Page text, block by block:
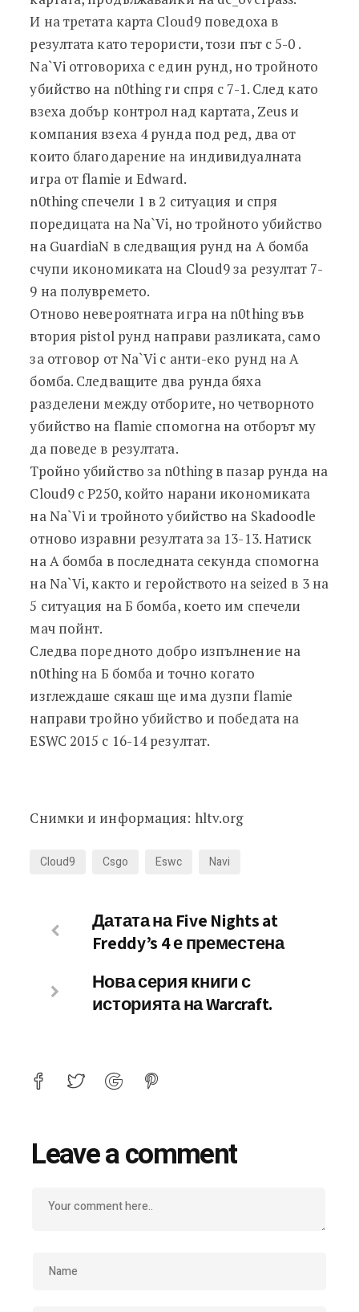
И на третата карта Cloud9 поведоха в
резултата като терористи, този път с 5-0 .
Na`Vi отговориха с един рунд, но тройното
убийство на n0thing ги спря с 7-1. След като
взеха добър контрол над картата, Zeus и
компания взеха 4 рунда под ред, два от
които благодарение на индивидуалната
игра от flamie и Edward.
n0thing спечели 1 в 2 ситуация и спря
поредицата на Na`Vi, но тройното убийство
на GuardiaN в следващия рунд на А бомба
счупи икономиката на Cloud9 за резултат 7-
9 на полувремето.
Отново невероятната игра на n0thing във
втория pistol рунд направи разликата, само
за отговор от Na`Vi с анти-еко рунд на А
бомба. Следващите два рунда бяха
разделени между отборите, но четворното
убийство на flamie спомогна на отборът му
да поведе в резултата.
Тройно убийство за n0thing в пазар рунда на
Cloud9 с P250, който нарани икономиката
на Na`Vi и тройното убийство на Skadoodle
отново изравни резултата за 13-13. Натиск
на А бомба в последната секунда спомогна
на Na`Vi, както и геройството на seized в 3 на
5 ситуация на Б бомба, което им спечели
мач пойнт.
Следва поредното добро изпълнение на
n0thing на Б бомба и точно когато
изглеждаше сякаш ще има дузпи flamie
направи тройно убийство и победата на
ESWC 2015 с 16-14 резултат.
Снимки и информация: hltv.org
Cloud9 Csgo Eswc Navi
Датата на Five Nights at
Freddy’s 4 е преместена
Нова серия книги с
историята на Warcraft.
Leave a comment